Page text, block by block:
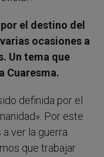
el destino del
ocasiones a
Un tema que
Cuaresma.
definida por el
Por este
ver la guerra
que trabajar